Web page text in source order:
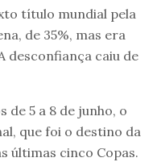
título mundial pela
de 35%, mas era
desconfiança caiu de
de 5 a 8 de junho, o
que foi o destino da
últimas cinco Copas.